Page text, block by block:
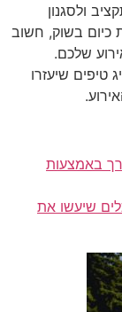
ולסגנון
כיום בשוק, חשוב
שלכם.
טיפים שיעזרו
באמצעות
שיעשו את